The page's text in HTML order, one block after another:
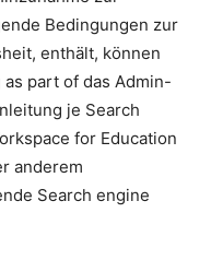
Bedingungen zur
enthält, können
part of das Admin-
je Search
for Education
anderem
Search engine